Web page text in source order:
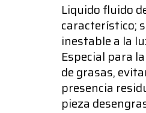
Liquido fluido
característico;
inestable a la
Especial para
de grasas,
presencia
pieza